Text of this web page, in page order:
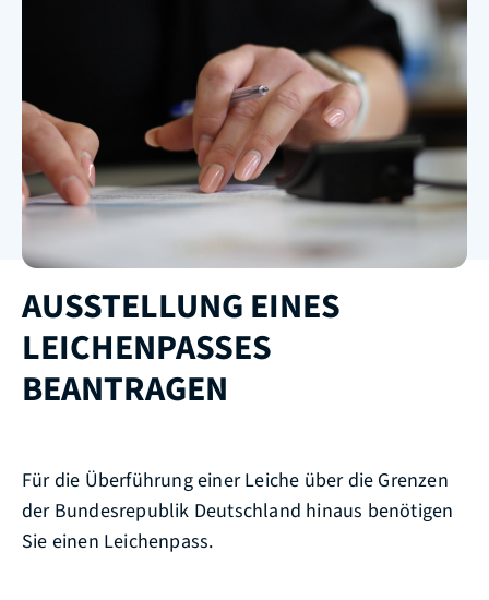
AUSSTELLUNG EINES
LEICHENPASSES
BEANTRAGEN
Für die Überführung einer Leiche über die Grenzen
der Bundesrepublik Deutschland hinaus benötigen
Sie einen Leichenpass.